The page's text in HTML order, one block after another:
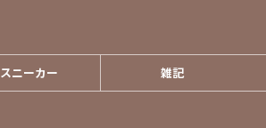
スニーカー 雑記